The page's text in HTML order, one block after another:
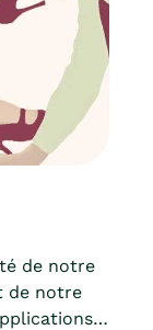
à celles et
de notre
de notre